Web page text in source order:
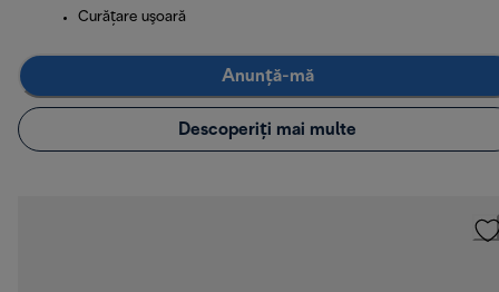
Curăţare uşoară
Anunță-mă
Descoperiți mai multe